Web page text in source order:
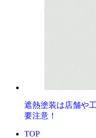
遮熱塗装は店舗や
要注意！
TOP